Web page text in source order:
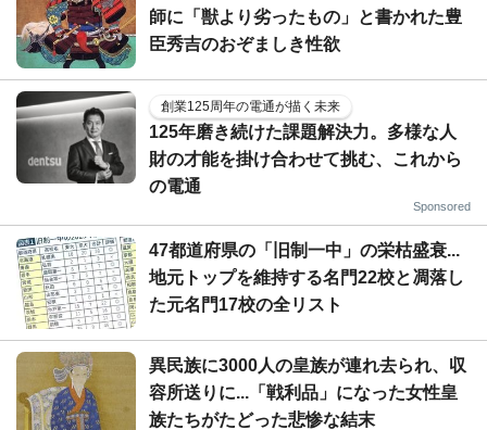
師に「獣より劣ったもの」と書かれた豊
臣秀吉のおぞましき性欲
創業125周年の電通が描く未来
125年磨き続けた課題解決力。多様な人
財の才能を掛け合わせて挑む、これから
の電通
Sponsored
47都道府県の「旧制一中」の栄枯盛衰...
地元トップを維持する名門22校と凋落し
た元名門17校の全リスト
異民族に3000人の皇族が連れ去られ、収
容所送りに...「戦利品」になった女性皇
族たちがたどった悲惨な結末